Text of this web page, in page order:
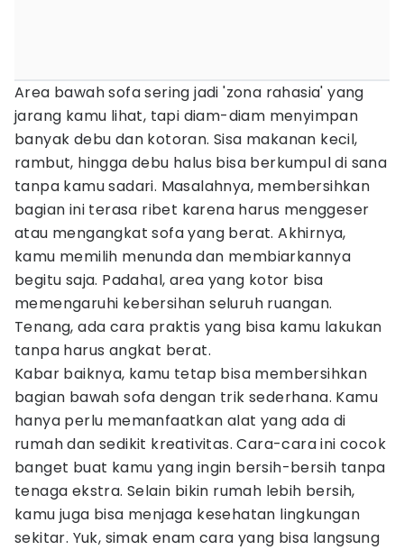
Area bawah sofa sering jadi 'zona rahasia' yang
jarang kamu lihat, tapi diam-diam menyimpan
banyak debu dan kotoran. Sisa makanan kecil,
rambut, hingga debu halus bisa berkumpul di sana
tanpa kamu sadari. Masalahnya, membersihkan
bagian ini terasa ribet karena harus menggeser
atau mengangkat sofa yang berat. Akhirnya,
kamu memilih menunda dan membiarkannya
begitu saja. Padahal, area yang kotor bisa
memengaruhi kebersihan seluruh ruangan.
Tenang, ada cara praktis yang bisa kamu lakukan
tanpa harus angkat berat.
Kabar baiknya, kamu tetap bisa membersihkan
bagian bawah sofa dengan trik sederhana. Kamu
hanya perlu memanfaatkan alat yang ada di
rumah dan sedikit kreativitas. Cara-cara ini cocok
banget buat kamu yang ingin bersih-bersih tanpa
tenaga ekstra. Selain bikin rumah lebih bersih,
kamu juga bisa menjaga kesehatan lingkungan
sekitar. Yuk, simak enam cara yang bisa langsung